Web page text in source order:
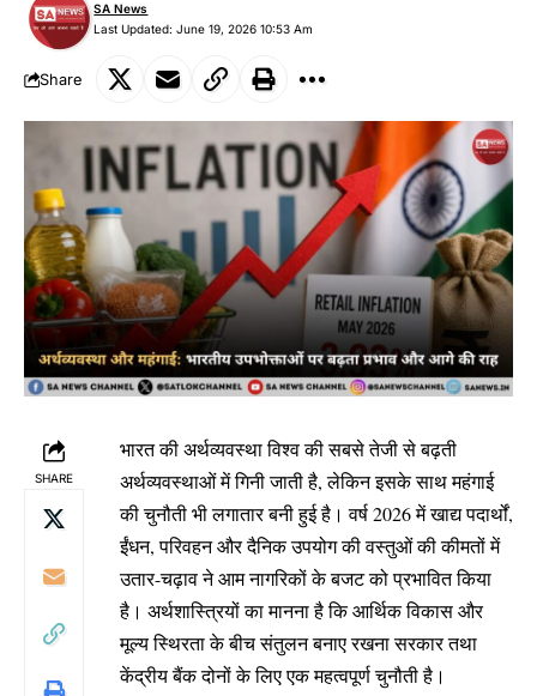
Last Updated: June 19, 2026 10:53 Am
SA News
Share
SHARE
भारत की अर्थव्यवस्था विश्व की सबसे तेजी से बढ़ती
अर्थव्यवस्थाओं में गिनी जाती है, लेकिन इसके साथ महंगाई
की चुनौती भी लगातार बनी हुई है। वर्ष 2026 में खाद्य पदार्थों,
ईंधन, परिवहन और दैनिक उपयोग की वस्तुओं की कीमतों में
उतार-चढ़ाव ने आम नागरिकों के बजट को प्रभावित किया
है। अर्थशास्त्रियों का मानना है कि आर्थिक विकास और
मूल्य स्थिरता के बीच संतुलन बनाए रखना सरकार तथा
केंद्रीय बैंक दोनों के लिए एक महत्वपूर्ण चुनौती है।